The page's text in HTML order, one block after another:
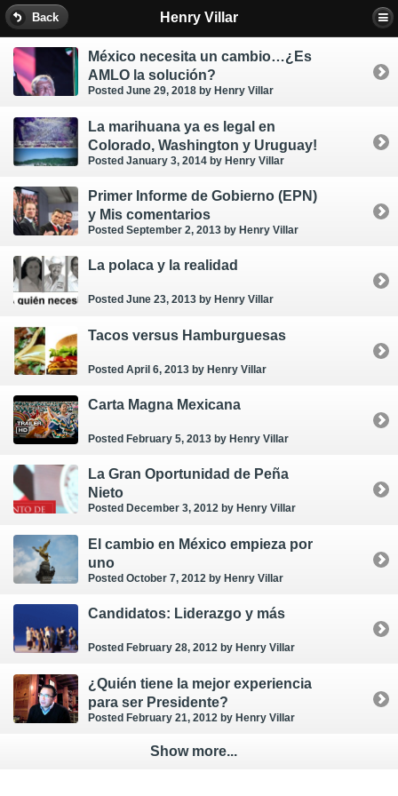
Back Henry Villar
México necesita un cambio…¿Es
AMLO la solución?
Posted June 29, 2018 by Henry Villar
La marihuana ya es legal en
Colorado, Washington y Uruguay!
Posted January 3, 2014 by Henry Villar
Primer Informe de Gobierno (EPN)
y Mis comentarios
Posted September 2, 2013 by Henry Villar
La polaca y la realidad
Posted June 23, 2013 by Henry Villar
Tacos versus Hamburguesas
Posted April 6, 2013 by Henry Villar
Carta Magna Mexicana
Posted February 5, 2013 by Henry Villar
La Gran Oportunidad de Peña
Nieto
Posted December 3, 2012 by Henry Villar
El cambio en México empieza por
uno
Posted October 7, 2012 by Henry Villar
Candidatos: Liderazgo y más
Posted February 28, 2012 by Henry Villar
¿Quién tiene la mejor experiencia
para ser Presidente?
Posted February 21, 2012 by Henry Villar
Show more...